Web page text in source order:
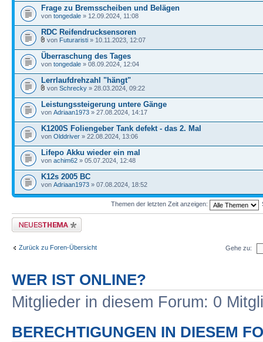
Frage zu Bremsscheiben und Belägen
von tongedale » 12.09.2024, 11:08
RDC Reifendrucksensoren
von Futuraristi » 10.11.2023, 12:07
Überraschung des Tages
von tongedale » 08.09.2024, 12:04
Lerrlaufdrehzahl "hängt"
von Schrecky » 28.03.2024, 09:22
Leistungssteigerung untere Gänge
von Adriaan1973 » 27.08.2024, 14:17
K1200S Foliengeber Tank defekt - das 2. Mal
von Olddriver » 22.08.2024, 13:06
Lifepo Akku wieder ein mal
von achim62 » 05.07.2024, 12:48
K12s 2005 BC
von Adriaan1973 » 07.08.2024, 18:52
Themen der letzten Zeit anzeigen:
Neues Thema erstellen
Zurück zu Foren-Übersicht Gehe zu:
WER IST ONLINE?
Mitglieder in diesem Forum: 0
BERECHTIGUNGEN IN DIESEM